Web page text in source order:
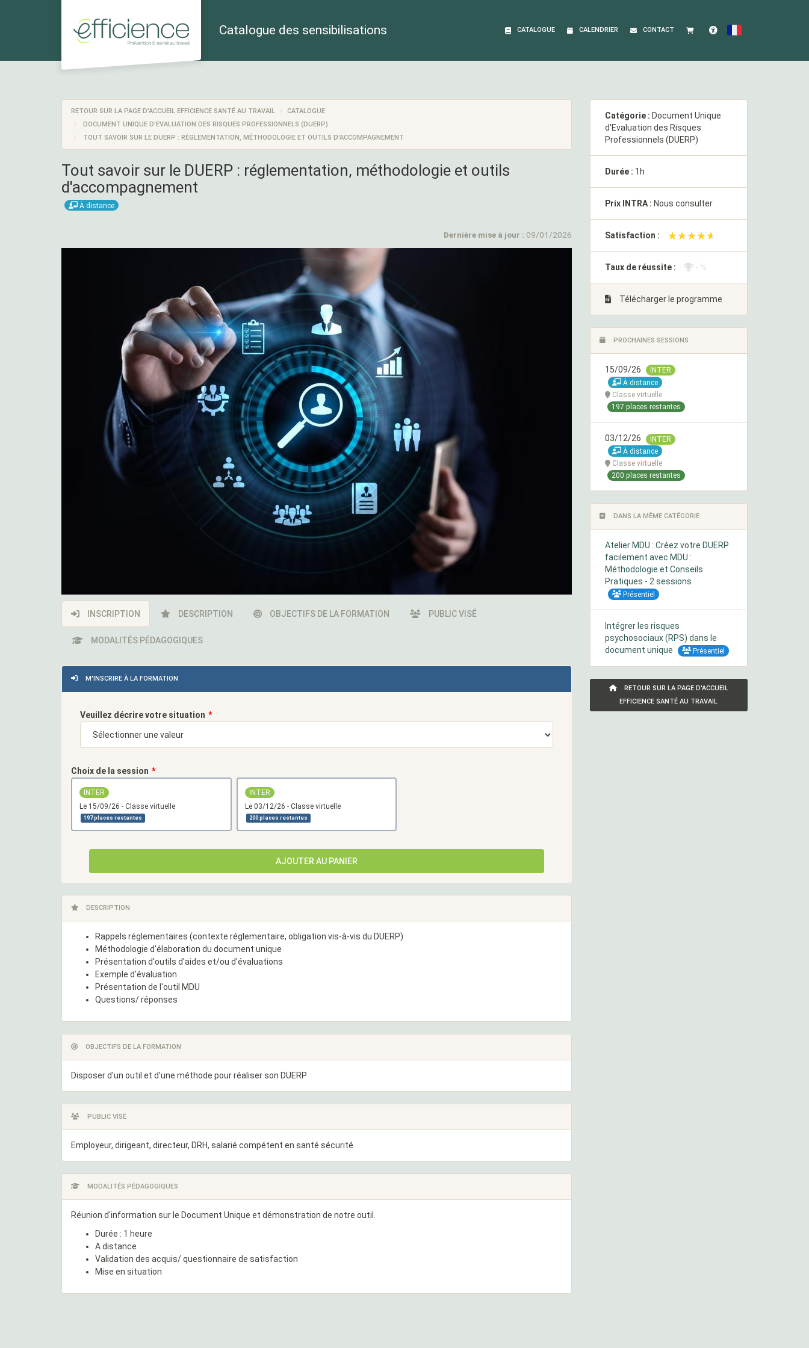
Catalogue des sensibilisations CATALOGUE CALENDRIER
CONTACT
FRANÇAIS
RETOUR SUR LA PAGE D'ACCUEIL EFFICIENCE SANTÉ AU TRAVAIL
CATALOGUE
DOCUMENT UNIQUE D'EVALUATION DES RISQUES PROFESSIONNELS (DUERP)
TOUT SAVOIR SUR LE DUERP : RÉGLEMENTATION, MÉTHODOLOGIE ET OUTILS D'ACCOMPAGNEMENT
Tout savoir sur le DUERP : réglementation, méthodologie et outils
d'accompagnement
À distance
Dernière mise à jour : 09/01/2026
INSCRIPTION DESCRIPTION OBJECTIFS DE LA FORMATION PUBLIC VISÉ
MODALITÉS PÉDAGOGIQUES
M'INSCRIRE À LA FORMATION
Veuillez décrire votre situation
Choix de la session
INTER
le 15/09/26 - Classe virtuelle
197 places restantes
INTER
le 03/12/26 - Classe virtuelle
200 places restantes
AJOUTER AU PANIER
DESCRIPTION
Rappels réglementaires (contexte réglementaire, obligation vis-à-vis du DUERP)
Méthodologie d'élaboration du document unique
Présentation d'outils d'aides et/ou d'évaluations
Exemple d'évaluation
Présentation de l'outil MDU
Questions/ réponses
OBJECTIFS DE LA FORMATION
Disposer d'un outil et d'une méthode pour réaliser son DUERP
PUBLIC VISÉ
Employeur, dirigeant, directeur, DRH, salarié compétent en santé sécurité
MODALITÉS PÉDAGOGIQUES
Réunion d'information sur le Document Unique et démonstration de notre outil.
Durée : 1 heure
A distance
Validation des acquis/ questionnaire de satisfaction
Mise en situation
Catégorie : Document Unique
d'Evaluation des Risques
Professionnels (DUERP)
Durée : 1h
Prix INTRA : Nous consulter
Satisfaction : ★★★★★
★★★★★
Taux de réussite : - %
Télécharger le programme
PROCHAINES SESSIONS
15/09/26
INTER
À distance
Classe virtuelle
197 places restantes
03/12/26
INTER
À distance
Classe virtuelle
200 places restantes
DANS LA MÊME CATÉGORIE
Atelier MDU : Créez votre DUERP
facilement avec MDU :
Méthodologie et Conseils
Pratiques - 2 sessions
Présentiel
Intégrer les risques
psychosociaux (RPS) dans le
document unique
Présentiel
RETOUR SUR LA PAGE D'ACCUEIL
EFFICIENCE SANTÉ AU TRAVAIL